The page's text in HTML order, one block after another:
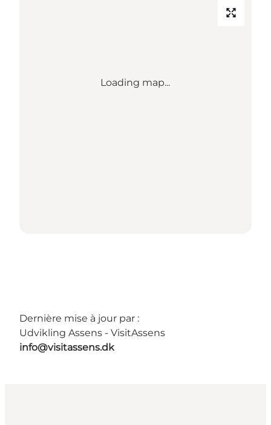
Loading map...
Dernière mise à jour par :
Udvikling Assens - VisitAssens
info@visitassens.dk